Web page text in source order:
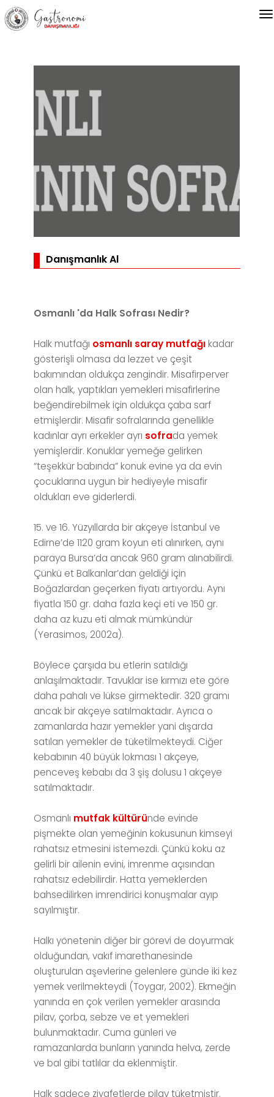
Danışmanlık Al
Osmanlı 'da Halk Sofrası Nedir?
Halk mutfağı osmanlı saray mutfağı kadar
gösterişli olmasa da lezzet ve çeşit
bakımından oldukça zengindir. Misafirperver
olan halk, yaptıkları yemekleri misafirlerine
beğendirebilmek için oldukça çaba sarf
etmişlerdir. Misafir sofralarında genellikle
kadınlar ayrı erkekler ayrısofrada yemek
yemişlerdir. Konuklar yemeğe gelirken
“teşekkür babında” konuk evine ya da evin
çocuklarına uygun bir hediyeyle misafir
oldukları eve giderlerdi.
15. ve 16. Yüzyıllarda bir akçeye İstanbul ve
Edirne’de 1120 gram koyun eti alınırken, aynı
paraya Bursa’da ancak 960 gram alınabilirdi.
Çünkü et Balkanlar’dan geldiği için
Boğazlardan geçerken fiyatı artıyordu. Aynı
fiyatla 150 gr. daha fazla keçi eti ve 150 gr.
daha az kuzu eti almak mümkündür
(Yerasimos, 2002a).
Böylece çarşıda bu etlerin satıldığı
anlaşılmaktadır. Tavuklar ise kırmızı ete göre
daha pahalı ve lükse girmektedir. 320 gramı
ancak bir akçeye satılmaktadır. Ayrıca o
zamanlarda hazır yemekler yani dışarda
satılan yemekler de tüketilmekteydi. Ciğer
kebabının 40 büyük lokması 1 akçeye,
penceveş kebabı da 3 şiş dolusu 1 akçeye
satılmaktadır.
Osmanlı mutfak kültüründe evinde
pişmekte olan yemeğinin kokusunun kimseyi
rahatsız etmesini istemezdi. Çünkü koku az
gelirli bir ailenin evini, imrenme açısından
rahatsız edebilirdir. Hatta yemeklerden
bahsedilirken imrendirici konuşmalar ayıp
sayılmıştır.
Halkı yönetenin diğer bir görevi de doyurmak
olduğundan, vakıf imarethanesinde
oluşturulan aşevlerine gelenlere günde iki kez
yemek verilmekteydi (Toygar, 2002). Ekmeğin
yanında en çok verilen yemekler arasında
pilav, çorba, sebze ve et yemekleri
bulunmaktadır. Cuma günleri ve
ramazanlarda bunların yanında helva, zerde
ve bal gibi tatlılar da eklenmiştir.
Halk sadece ziyafetlerde pilav tüketmiştir.